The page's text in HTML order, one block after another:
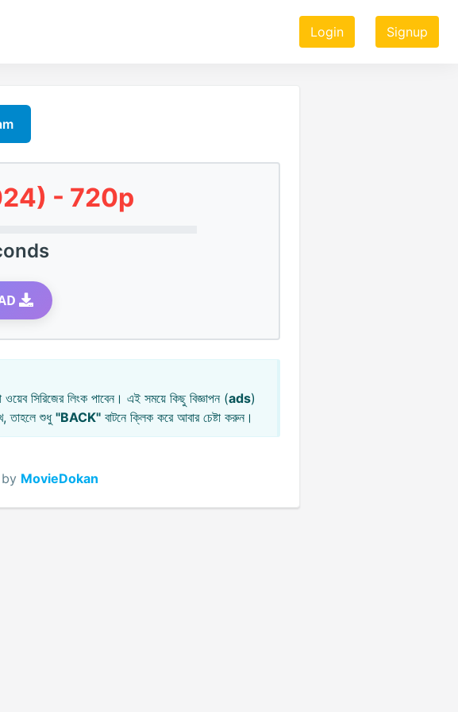
Login Signup
- 720p
সিরিজের লিংক পাবেন। এই সময়ে কিছু বিজ্ঞাপন (ads)
তাহলে শুধু"BACK" বাটনে ক্লিক করে আবার চেষ্টা করুন।
MovieDokan